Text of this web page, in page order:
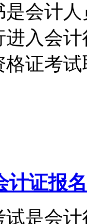
会计
入会
证考
计证报
是会